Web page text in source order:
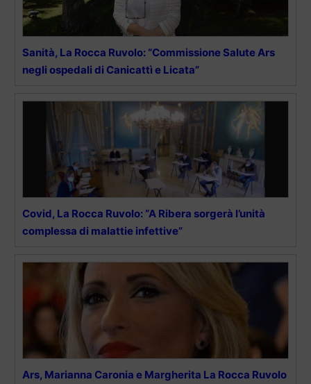
Sanità, La Rocca Ruvolo: “Commissione Salute Ars
negli ospedali di Canicattì e Licata”
Covid, La Rocca Ruvolo: “A Ribera sorgerà l’unità
complessa di malattie infettive”
Ars, Marianna Caronia e Margherita La Rocca Ruvolo